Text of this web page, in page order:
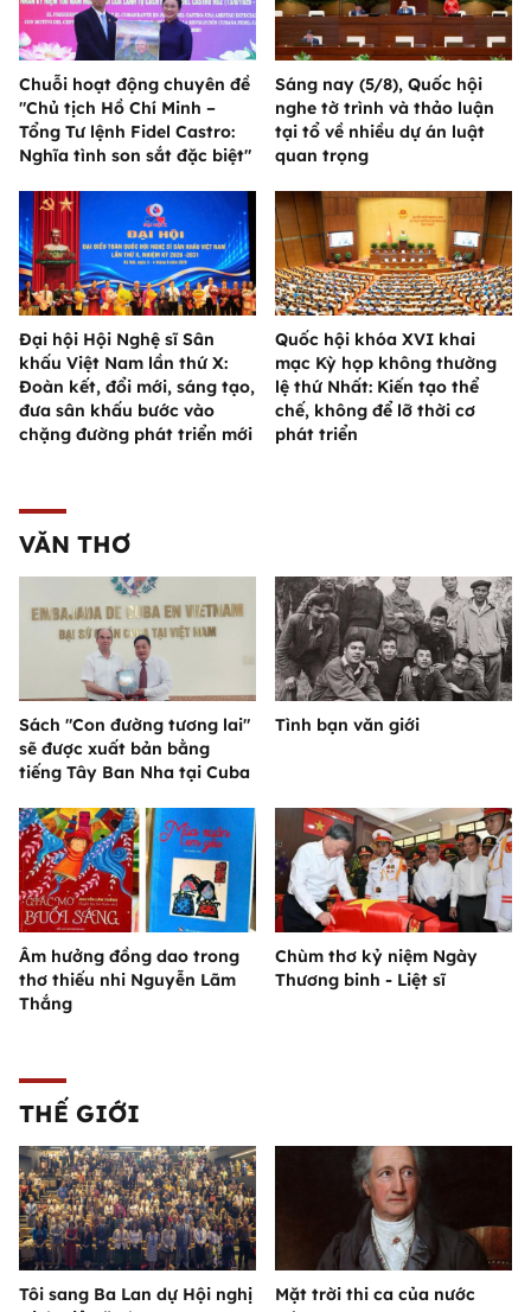
Chuỗi hoạt động chuyên đề
"Chủ tịch Hồ Chí Minh –
Tổng Tư lệnh Fidel Castro:
Nghĩa tình son sắt đặc biệt"
Sáng nay (5/8), Quốc hội
nghe tờ trình và thảo luận
tại tổ về nhiều dự án luật
quan trọng
Đại hội Hội Nghệ sĩ Sân
khấu Việt Nam lần thứ X:
Đoàn kết, đổi mới, sáng tạo,
đưa sân khấu bước vào
chặng đường phát triển mới
Quốc hội khóa XVI khai
mạc Kỳ họp không thường
lệ thứ Nhất: Kiến tạo thể
chế, không để lỡ thời cơ
phát triển
VĂN THƠ
Sách "Con đường tương lai"
sẽ được xuất bản bằng
tiếng Tây Ban Nha tại Cuba
Tình bạn văn giới
Âm hưởng đồng dao trong
thơ thiếu nhi Nguyễn Lãm
Thắng
Chùm thơ kỷ niệm Ngày
Thương binh - Liệt sĩ
THẾ GIỚI
Tôi sang Ba Lan dự Hội nghị
Mặt trời thi ca của nước